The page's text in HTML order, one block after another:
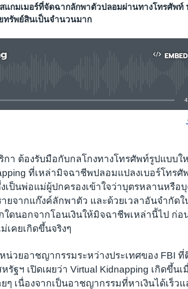
แกมเมอร์ที่จัดฉากลักพาตัวปลอมผ่านทางโทรศัพท์
ทรัพย์สินเป็นจำนวนมาก
EMBED
า ต้องรับมือกับกลโกงทางโทรศัพท์รูปแบบใ
ที่เหล่ามิจฉาชีพปลอมแปลงเบอร์โทรศั
เป็นพ่อแม่ผู้ปกครองเข้าใจว่าบุตรหลานหรือ
ยจากแก๊งค์ลักพาตัว และด้วยเวลาอันจำกัด
ใดนอกจากโอนเงินให้มิจฉาชีพเหล่านี้ไป ก่อ
เคยเกิดขึ้นจริงๆ
วยอาชญากรรมระหว่างประเทศของ FBI
รัฐฯ เปิดเผยว่า Virtual Kidnapping เกิดขึ้นเ
ๆ เนื่องจากเป็นอาชญากรรมที่หาเงินได้เร็วแ